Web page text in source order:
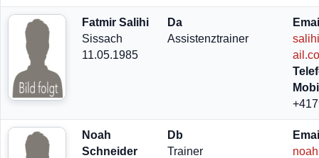
Fatmir Salihi
Sissach
11.05.1985
Da
Assistenztrainer
Noah
Schneider
Db
Trainer